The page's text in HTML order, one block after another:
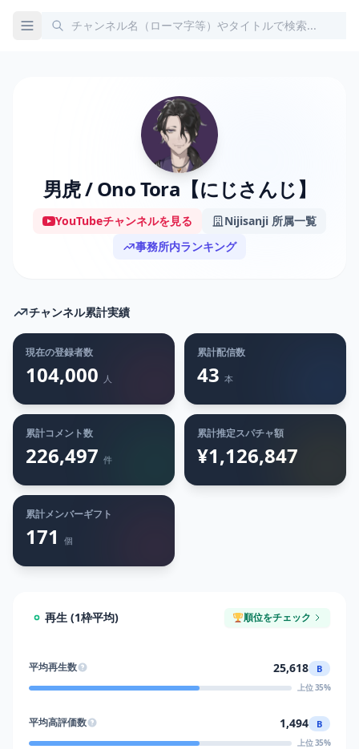
男虎 / Ono Tora【にじさんじ】
YouTubeチャンネルを見る
Nijisanji 所属一覧
事務所内ランキング
チャンネル累計実績
現在の登録者数
104,000 人
累計配信数
43 本
累計コメント数
226,497 件
累計推定スパチャ額
¥1,126,847
累計メンバーギフト
171 個
再生 (1枠平均) 順位をチェック
平均再生数 25,618 B
上位 35%
平均高評価数 1,494 B
上位 35%